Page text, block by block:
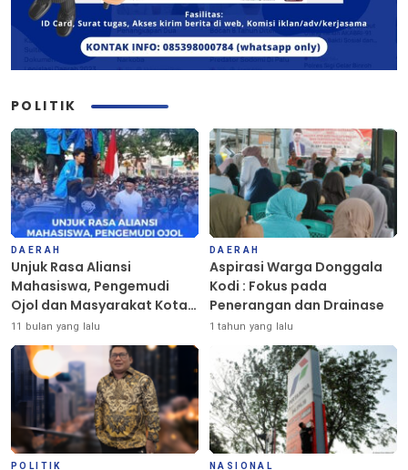
POLITIK
DAERAH
Unjuk Rasa Aliansi
Mahasiswa, Pengemudi
Ojol dan Masyarakat Kota
Palu Berlangsung Damai
11 bulan yang lalu
DAERAH
Aspirasi Warga Donggala
Kodi : Fokus pada
Penerangan dan Drainase
1 tahun yang lalu
POLITIK NASIONAL